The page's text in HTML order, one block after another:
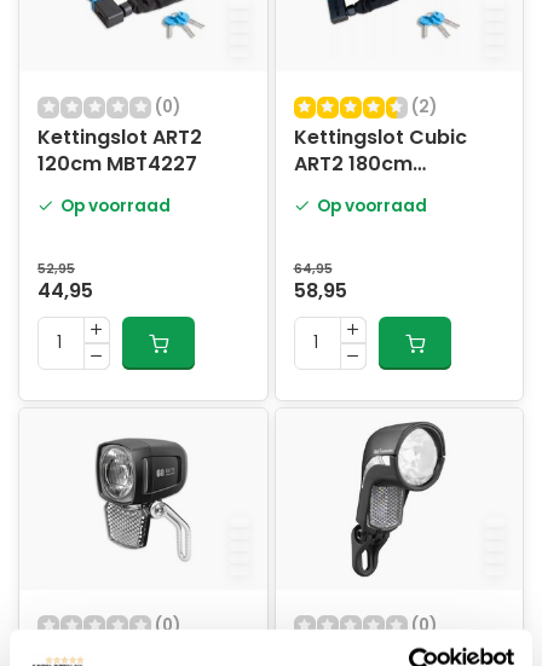
(0)
Kettingslot ART2
120cm MBT4227
Op voorraad
52,95
44,95
(2)
Kettingslot Cubic
ART2 180cm
Op voorraad
64,95
58,95
(0)
Koplamp E-bike Elite
(0)
Koplamp Lumotec